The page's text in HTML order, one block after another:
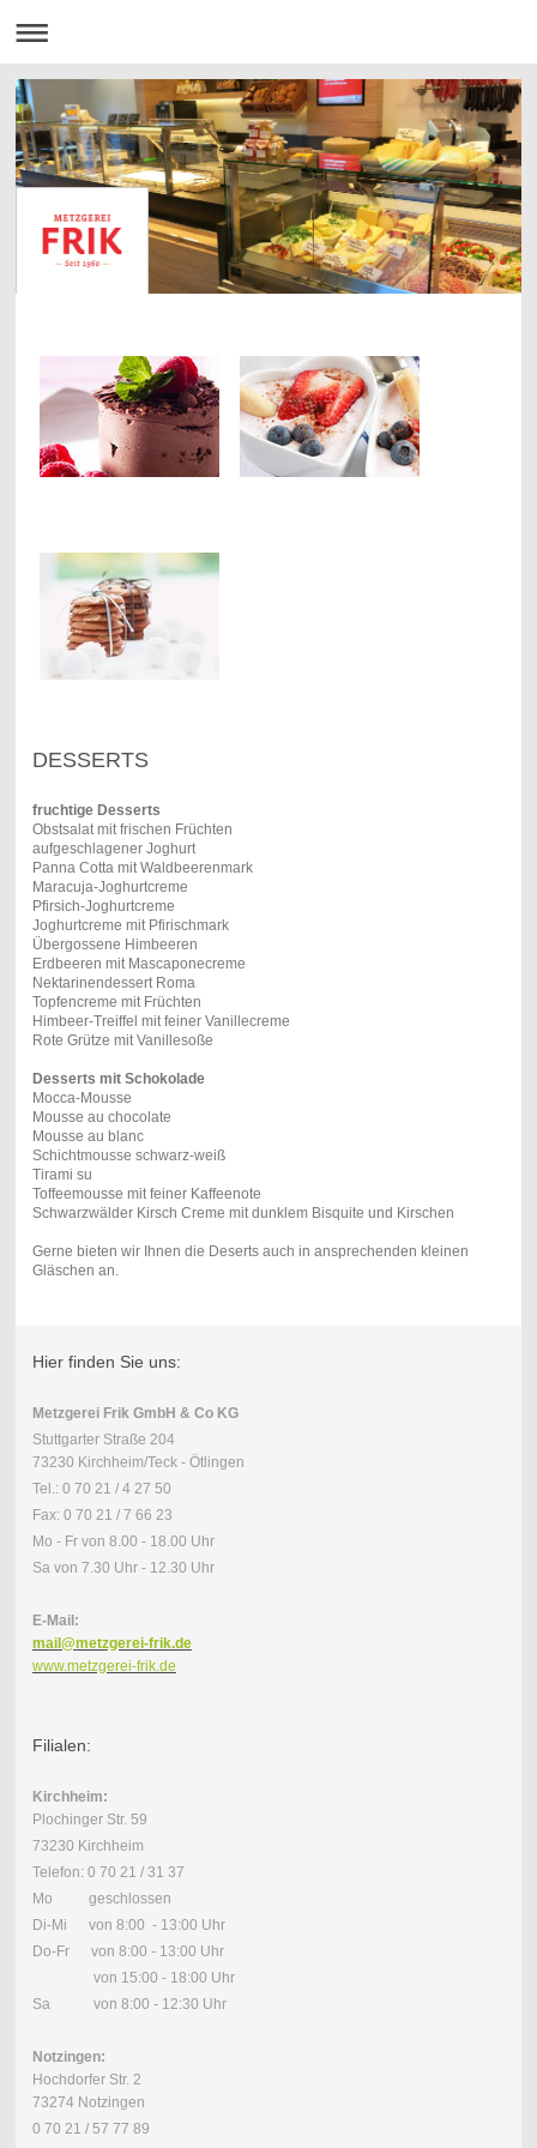
DESSERTS
fruchtige Desserts
Obstsalat mit frischen Früchten
aufgeschlagener Joghurt
Panna Cotta mit Waldbeerenmark
Maracuja-Joghurtcreme
Pfirsich-Joghurtcreme
Joghurtcreme mit Pfirischmark
Übergossene Himbeeren
Erdbeeren mit Mascaponecreme
Nektarinendessert Roma
Topfencreme mit Früchten
Himbeer-Treiffel mit feiner Vanillecreme
Rote Grütze mit Vanillesoße
Desserts mit Schokolade
Mocca-Mousse
Mousse au chocolate
Mousse au blanc
Schichtmousse schwarz-weiß
Tirami su
Toffeemousse mit feiner Kaffeenote
Schwarzwälder Kirsch Creme mit dunklem Bisquite und Kirschen
Gerne bieten wir Ihnen die Deserts auch in ansprechenden kleinen
Gläschen an.
Hier finden Sie uns:
Metzgerei Frik GmbH & Co KG
Stuttgarter Straße 204
73230 Kirchheim/Teck - Ötlingen
Tel.: 0 70 21 / 4 27 50
Fax: 0 70 21 / 7 66 23
Mo - Fr von 8.00 - 18.00 Uhr
Sa von 7.30 Uhr - 12.30 Uhr
E-Mail:
mail@metzgerei-frik.de
www.metzgerei-frik.de
Filialen:
Kirchheim:
Plochinger Str. 59
73230 Kirchheim
Telefon: 0 70 21 / 31 37
Mo geschlossen
Di-Mi von 8:00 - 13:00 Uhr
Do-Fr von 8:00 - 13:00 Uhr
von 15:00 - 18:00 Uhr
Sa von 8:00 - 12:30 Uhr
Notzingen:
Hochdorfer Str. 2
73274 Notzingen
0 70 21 / 57 77 89